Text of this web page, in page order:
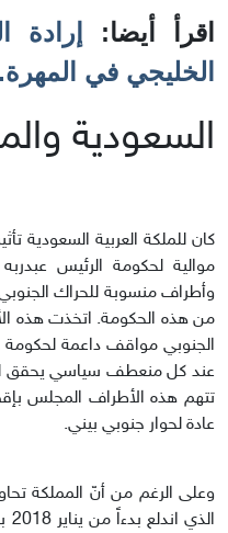
اقرأ أيضا: إرادة
الخليجي في
السعودية
كان للملكة العربية السعودية
موالية لحكومة الرئيس
وأطراف منسوبة للحراك
من هذه الحكومة. اتخذت هذه
الجنوبي مواقف داعمة
عند كل منعطف سياسي يحقق
تتهم هذه الأطراف المجلس
عادة لحوار جنوبي بيني.
وعلى الرغم من أنّ المملكة